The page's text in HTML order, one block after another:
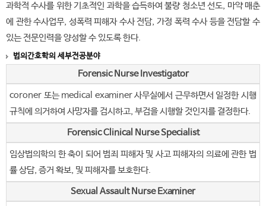
과학적 수사를 위한 기초적인 과학을 습득하여 불량 청소년 선도, 마약 매춘
에 관한 수사업무, 성폭력 피해자 수사 전담, 가정 폭력 수사 등을 전담할 수
있는 전문인력을 양성할 수 있도록 한다.
법의간호학의 세부전공분야
Forensic Nurse Investigator
coroner 또는 medical examiner 사무실에서 근무하면서 일정한 시행
규칙에 의거하여 사망자를 검시하고, 부검을 시행할 것인지를 결정한다.
Forensic Clinical Nurse Specialist
임상법의학의 한 축이 되어 범죄 피해자 및 사고 피해자의 의료에 관한 법
률 상담, 증거 확보, 및 피해자를 보호한다.
Sexual Assault Nurse Examiner